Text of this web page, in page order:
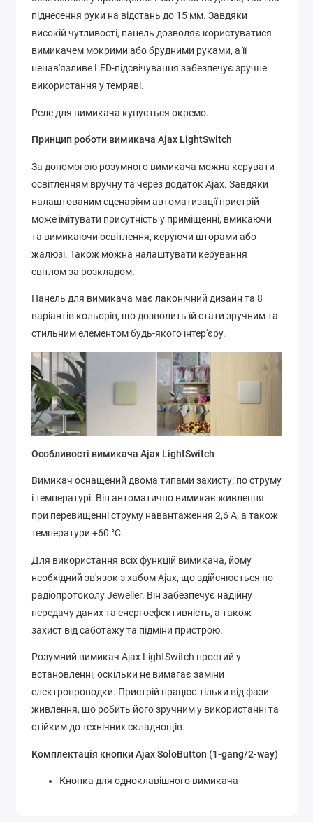
піднесення руки на відстань до 15 мм. Завдяки
високій чутливості, панель дозволяє користуватися
вимикачем мокрими або брудними руками, а її
ненав'язливе LED-підсвічування забезпечує зручне
використання у темряві.
Реле для вимикача купується окремо.
Принцип роботи вимикача Ajax LightSwitch
За допомогою розумного вимикача можна керувати
освітленням вручну та через додаток Ajax. Завдяки
налаштованим сценаріям автоматизації пристрій
може імітувати присутність у приміщенні, вмикаючи
та вимикаючи освітлення, керуючи шторами або
жалюзі. Також можна налаштувати керування
світлом за розкладом.
Панель для вимикача має лаконічний дизайн та 8
варіантів кольорів, що дозволить їй стати зручним та
стильним елементом будь-якого інтер'єру.
Особливості вимикача Ajax LightSwitch
Вимикач оснащений двома типами захисту: по струму
і температурі. Він автоматично вимикає живлення
при перевищенні струму навантаження 2,6 А, а також
температури +60 °C.
Для використання всіх функцій вимикача, йому
необхідний зв'язок з хабом Ajax, що здійснюється по
радіопротоколу Jeweller. Він забезпечує надійну
передачу даних та енергоефективність, а також
захист від саботажу та підміни пристрою.
Розумний вимикач Ajax LightSwitch простий у
встановленні, оскільки не вимагає заміни
електропроводки. Пристрій працює тільки від фази
живлення, що робить його зручним у використанні та
стійким до технічних складнощів.
Комплектація кнопки Ajax SoloButton (1-gang/2-way)
Кнопка для одноклавішного вимикача